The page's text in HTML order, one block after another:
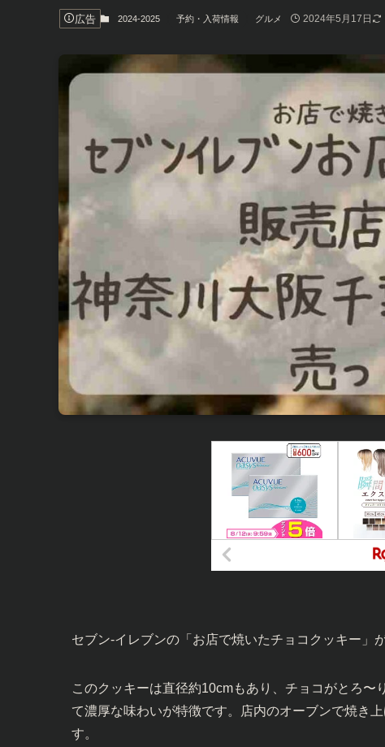
広告 2024-2025 予約・入荷情報 グルメ 2024年5月17日
セブン-イレブンの「お店で焼いたチョコクッキー」
このクッキーは直径約10cmもあり、チョコがとろ
て濃厚な味わいが特徴です。店内のオーブンで焼き
す。